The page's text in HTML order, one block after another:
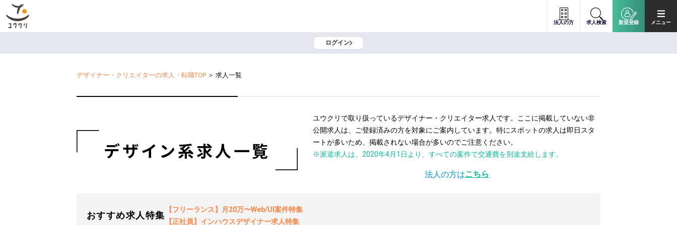
法人の方 求人検索 新規登録 メニュー
ログイン
デザイナー・クリエイターの求人・転職TOP ＞ 求人一覧
デザイン系求人一覧
ユウクリで取り扱っているデザイナー・クリエイター求人です。ここに掲載していない非
公開求人は、ご登録済みの方を対象にご案内しています。特にスポットの求人は即日スタ
ートが多いため、掲載されない場合が多いのでご注意ください。
※派遣求人は、2020年4月1日より、すべての案件で交通費を別途支給します。
法人の方はこちら
おすすめ求人特集
【フリーランス】月20万〜Web/UI案件特集
【正社員】インハウスデザイナー求人特集